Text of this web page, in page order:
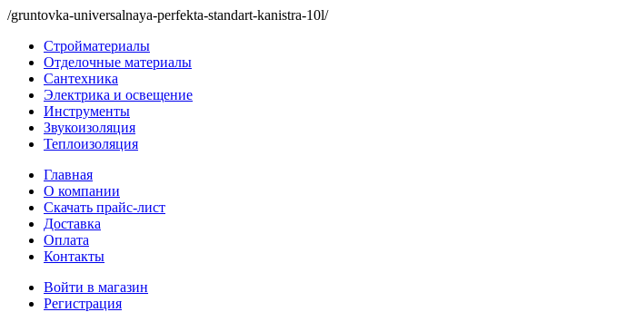
/gruntovka-universalnaya-perfekta-standart-kanistra-10l/
Стройматериалы
Отделочные материалы
Сантехника
Электрика и освещение
Инструменты
Звукоизоляция
Теплоизоляция
Главная
О компании
Скачать прайс-лист
Доставка
Оплата
Контакты
Войти в магазин
Регистрация